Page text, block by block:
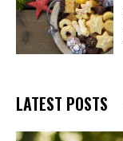
LATEST POSTS